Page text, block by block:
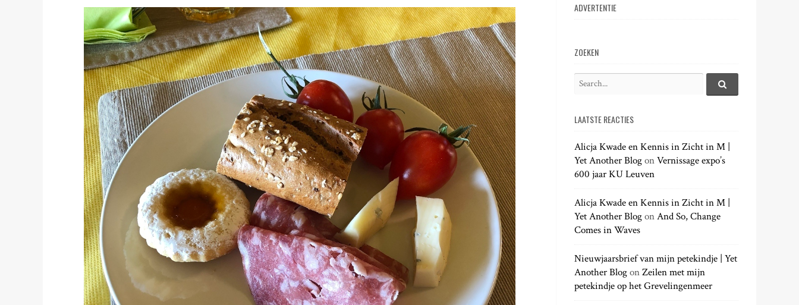
ADVERTENTIE
ZOEKEN
r
h
f
o
:
S
h
.
LAATSTE REACTIES
Alicja Kwade en Kennis in Zicht in M |
Yet Another BlogonVernissage expo’s
600 jaar KU Leuven
Alicja Kwade en Kennis in Zicht in M |
Yet Another BlogonAnd So, Change
Comes in Waves
Nieuwjaarsbrief van mijn petekindje | Yet
Another BlogonZeilen met mijn
petekindje op het Grevelingenmeer